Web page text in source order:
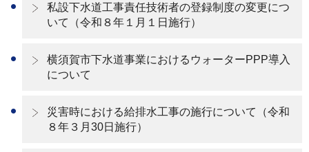
私設下水道工事責任技術者の登録制度の変更につ
いて（令和８年１月１日施行）
横須賀市下水道事業におけるウォーターPPP導入
について
災害時における給排水工事の施行について（令和
８年３月30日施行）